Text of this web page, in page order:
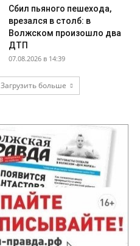
Сбил пьяного пешехода,
врезался в столб: в
Волжском произошло два
ДТП
07.08.2026 в 14:39
Загрузить больше